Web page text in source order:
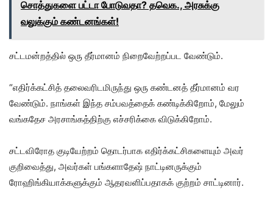
சொத்துகளை பட்டா போடுவதா? தவெக., அரசுக்கு
வலுக்கும் கண்டனங்கள்!
சட்டமன்றத்தில் ஒரு தீர்மானம் நிறைவேற்றப்பட வேண்டும்.
“எதிர்க்கட்சித் தலைவரிடமிருந்து ஒரு கண்டனத் தீர்மானம் வர
வேண்டும். நாங்கள் இந்த சம்பவத்தைக் கண்டிக்கிறோம், மேலும்
வங்கதேச அரசாங்கத்திற்கு எச்சரிக்கை விடுக்கிறோம்.
சட்டவிரோத குடியேற்றம் தொடர்பாக எதிர்க்கட்சிகளையும் அவர்
குறிவைத்து, அவர்கள் பங்களாதேஷ் நாட்டினருக்கும்
ரோஹிங்கியாக்களுக்கும் ஆதரவளிப்பதாகக் குற்றம் சாட்டினார்.